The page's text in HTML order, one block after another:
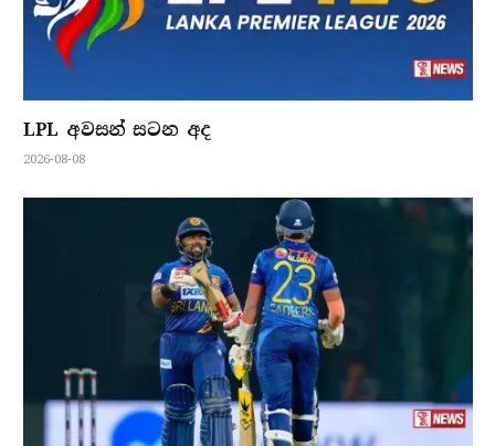
LPL අවසන් සටන අද
2026-08-08